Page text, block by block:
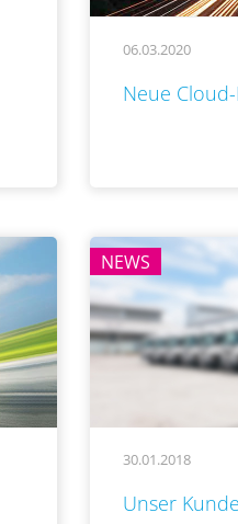
06.03.2020
Neue Cloud-
NEWS
30.01.2018
Unser